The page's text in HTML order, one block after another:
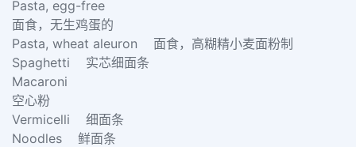
Pasta, egg-free
面食，无生鸡蛋的
Pasta, wheat aleuron 面食，高糊精小麦面粉制
Spaghetti 实芯细面条
Macaroni
空心粉
Vermicelli 细面条
Noodles 鲜面条